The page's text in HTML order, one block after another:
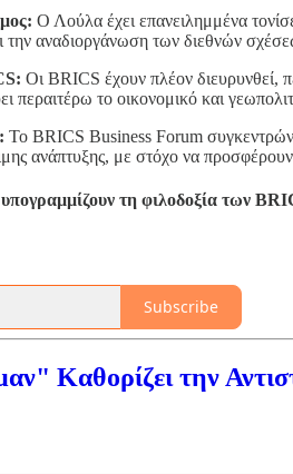
Ο Λούλα έχει επανειλημμένα
την αναδιοργάνωση των διεθνών
Οι BRICS έχουν πλέον διευρυνθεί,
περαιτέρω το οικονομικό και
Το BRICS Business Forum
ανάπτυξης, με στόχο να
τη φιλοδοξία των
Subscribe
Καθορίζει την